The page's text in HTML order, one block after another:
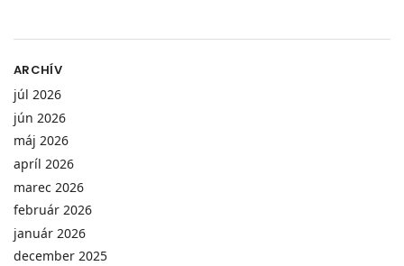
ARCHÍV
júl 2026
jún 2026
máj 2026
apríl 2026
marec 2026
február 2026
január 2026
december 2025